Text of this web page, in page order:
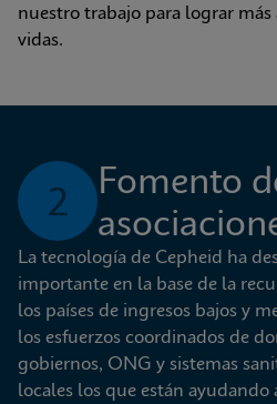
nuestro trabajo para lograr más
vidas.
2
Fomento
La tecnología de Cepheid ha
importante en la base de la
los países de ingresos bajos y
los esfuerzos coordinados de
gobiernos, ONG y sistemas
locales los que están ayudando